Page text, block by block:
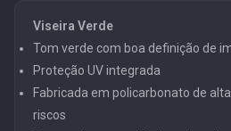
Viseira Verde
Tom verde com boa definição de
Proteção UV integrada
Fabricada em policarbonato de
riscos